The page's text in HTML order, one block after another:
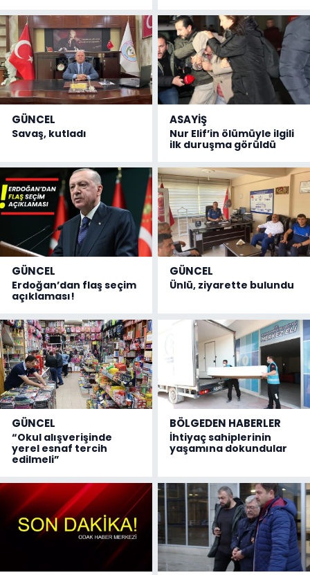
GÜNCEL
Savaş, kutladı
ASAYİŞ
Nur Elif’in ölümüyle ilgili
ilk duruşma görüldü
GÜNCEL
Erdoğan’dan flaş seçim
açıklaması!
GÜNCEL
Ünlü, ziyarette bulundu
GÜNCEL
“Okul alışverişinde
yerel esnaf tercih
edilmeli”
BÖLGEDEN HABERLER
İhtiyaç sahiplerinin
yaşamına dokundular